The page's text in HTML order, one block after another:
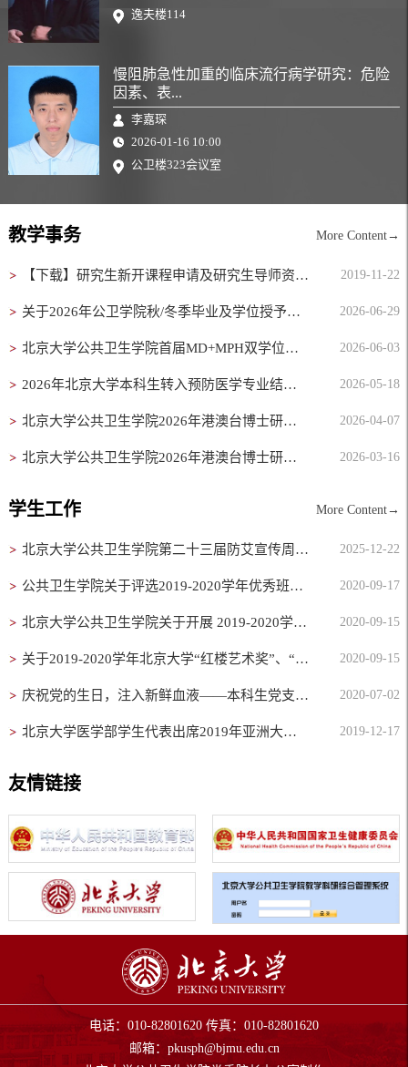
逸夫楼114
慢阻肺急性加重的临床流行病学研究：危险
因素、表...
李嘉琛
2026-01-16 10:00
公卫楼323会议室
教学事务 More Content→
【下载】研究生新开课程申请及研究生导师资格申请-2025年新修 2019-11-22
关于2026年公卫学院秋/冬季毕业及学位授予申请审核工作的通知 2026-06-29
北京大学公共卫生学院首届MD+MPH双学位项目答辩会顺利举行 2026-06-03
2026年北京大学本科生转入预防医学专业结果的公示 2026-05-18
北京大学公共卫生学院2026年港澳台博士研究生招生拟录取名单公示 2026-04-07
北京大学公共卫生学院2026年港澳台博士研究生招生复试通知 2026-03-16
学生工作 More Content→
北京大学公共卫生学院第二十三届防艾宣传周成功举办 2025-12-22
公共卫生学院关于评选2019-2020学年优秀班集体的通知 2020-09-17
北京大学公共卫生学院关于开展 2019-2020学年北京大学创新奖评选的通知 2020-09-15
关于2019-2020学年北京大学“红楼艺术奖”、“五四体育奖” 申报的通知 2020-09-15
庆祝党的生日，注入新鲜血液——本科生党支部党员发展大会圆满召开 2020-07-02
北京大学医学部学生代表出席2019年亚洲大学联盟青年论坛 2019-12-17
友情链接
电话：010-82801620 传真：010-82801620
邮箱： pkusph@bjmu.edu.cn